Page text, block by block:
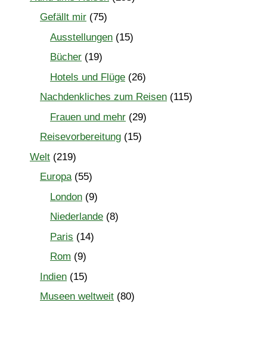
Gefällt mir (75)
Ausstellungen (15)
Bücher (19)
Hotels und Flüge (26)
Nachdenkliches zum Reisen (115)
Frauen und mehr (29)
Reisevorbereitung (15)
Welt (219)
Europa(55)
London (9)
Niederlande (8)
Paris (14)
Rom (9)
Indien (15)
Museen weltweit (80)